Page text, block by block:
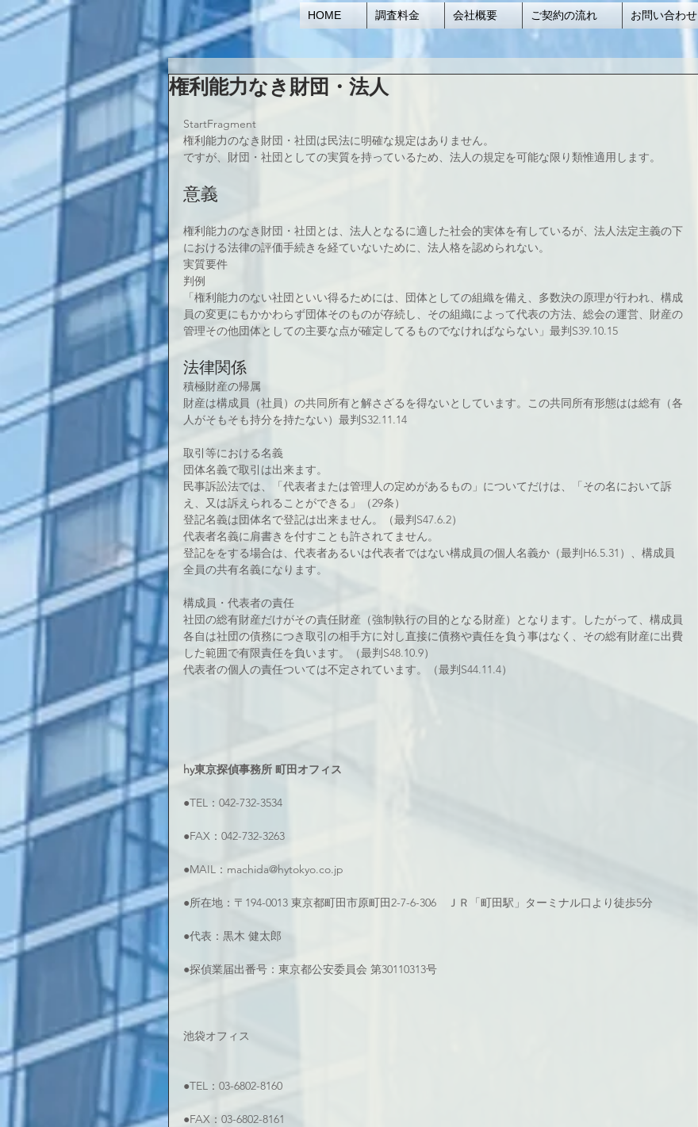
HOME 調査料金 会社概要 ご契約の流れ お問い合わせ
権利能力なき財団・法人
StartFragment
権利能力のなき財団・社団は民法に明確な規定はありません。
ですが、財団・社団としての実質を持っているため、法人の規定を可能な限り類惟適用します。
意義
権利能力のなき財団・社団とは、法人となるに適した社会的実体を有しているが、法人法定主義の下
における法律の評価手続きを経ていないために、法人格を認められない。
実質要件
判例
「権利能力のない社団といい得るためには、団体としての組織を備え、多数決の原理が行われ、構成
員の変更にもかかわらず団体そのものが存続し、その組織によって代表の方法、総会の運営、財産の
管理その他団体としての主要な点が確定してるものでなければならない」最判S39.10.15
法律関係
積極財産の帰属
財産は構成員（社員）の共同所有と解さざるを得ないとしています。この共同所有形態はは総有（各
人がそもそも持分を持たない）最判S32.11.14
取引等における名義
団体名義で取引は出来ます。
民事訴訟法では、「代表者または管理人の定めがあるもの」についてだけは、「その名において訴
え、又は訴えられることができる」（29条）
登記名義は団体名で登記は出来ません。（最判S47.6.2）
代表者名義に肩書きを付すことも許されてません。
登記ををする場合は、代表者あるいは代表者ではない構成員の個人名義か（最判H6.5.31）、構成員
全員の共有名義になります。
構成員・代表者の責任
社団の総有財産だけがその責任財産（強制執行の目的となる財産）となります。したがって、構成員
各自は社団の債務につき取引の相手方に対し直接に債務や責任を負う事はなく、その総有財産に出費
した範囲で有限責任を負います。（最判S48.10.9）
代表者の個人の責任ついては不定されています。（最判S44.11.4）
hy東京探偵事務所 町田オフィス
●TEL：042-732-3534
●FAX：042-732-3263
●MAIL：machida@hytokyo.co.jp
●所在地：〒194-0013 東京都町田市原町田2-7-6-306　ＪＲ「町田駅」ターミナル口より徒歩5分
●代表：黒木 健太郎
●探偵業届出番号：東京都公安委員会 第30110313号
池袋オフィス
●TEL：03-6802-8160
●FAX：03-6802-8161